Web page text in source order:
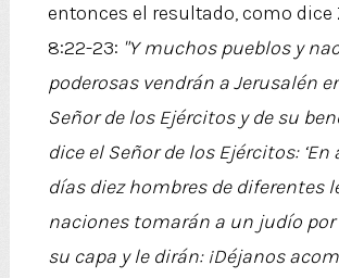
entonces el resultado, como dice
8:22-23: "Y muchos pueblos y
poderosas vendrán a Jerusalén
Señor de los Ejércitos y de su
dice el Señor de los Ejércitos:
días diez hombres de diferentes
naciones tomarán a un judío por
su capa y le dirán: ¡Déjanos